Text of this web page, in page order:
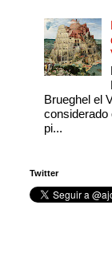
Brueghel el
considerado
pi...
Twitter